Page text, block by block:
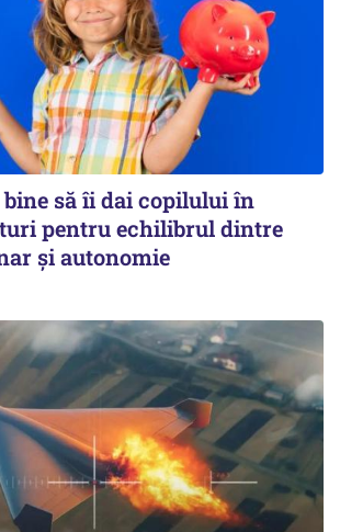
bine să îi dai copilului în
pentru echilibrul dintre
și autonomie